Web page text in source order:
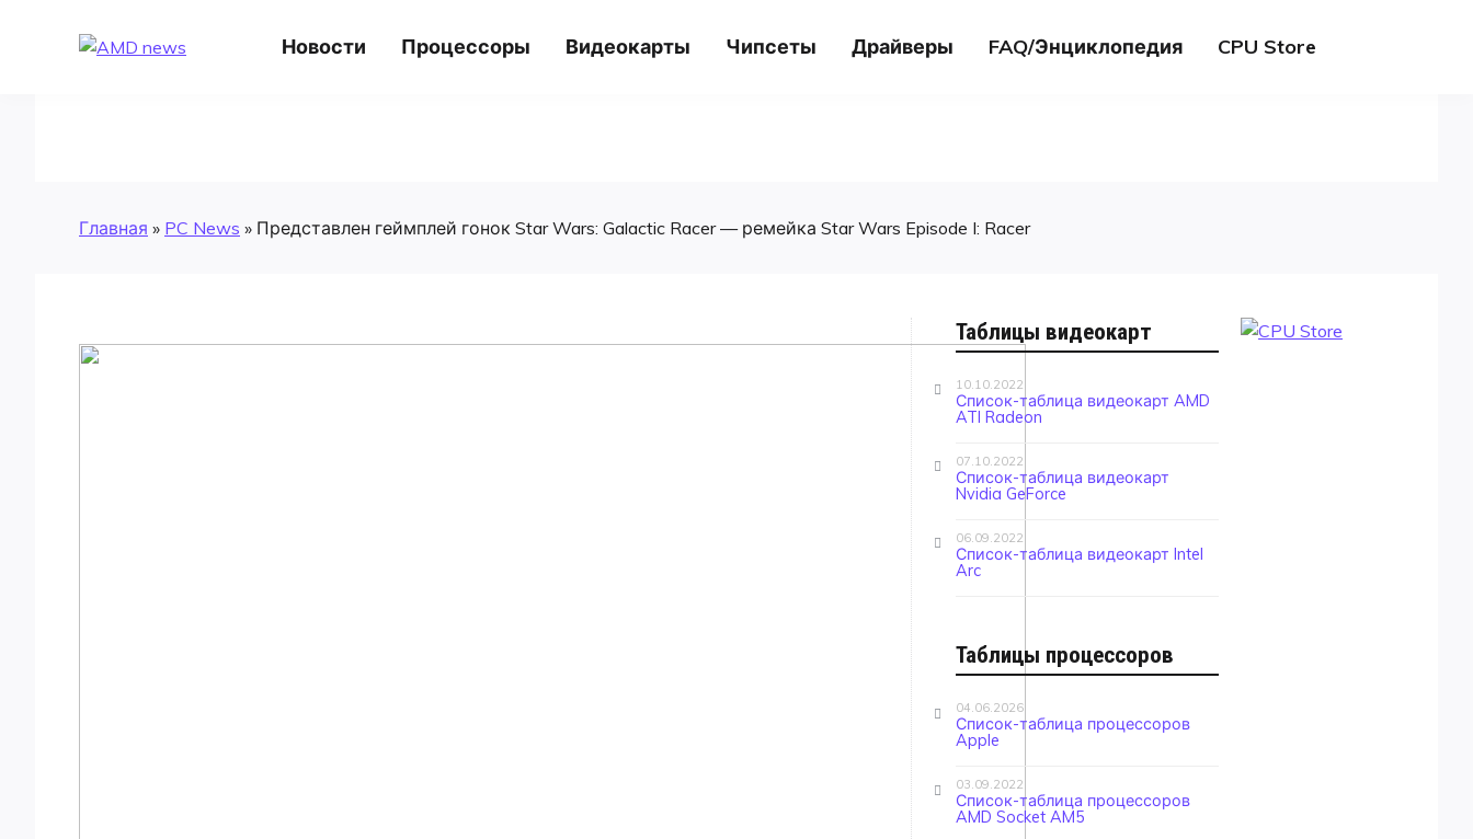
AMD news Новости Процессоры Видеокарты Чипсеты Драйверы FAQ/Энциклопедия CPU Store
Главная » PC News » Представлен геймплей гонок Star Wars: Galactic Racer — ремейка Star Wars Episode I: Racer
Таблицы видеокарт
10.10.2022
Список-таблица видеокарт AMD
ATI Radeon
07.10.2022
Список-таблица видеокарт
Nvidia GeForce
06.09.2022
Список-таблица видеокарт Intel
Arc
Таблицы процессоров
04.06.2026
Список-таблица процессоров
Apple
03.09.2022
Список-таблица процессоров
AMD Socket AM5